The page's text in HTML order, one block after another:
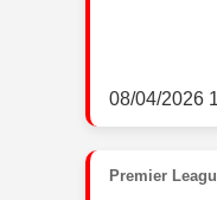
08/04/2026
Premier